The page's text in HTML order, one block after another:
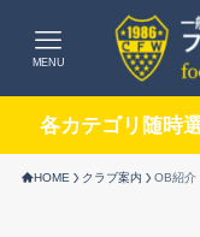
MENU
各カテゴリ随時
HOME クラブ案内 OB紹介